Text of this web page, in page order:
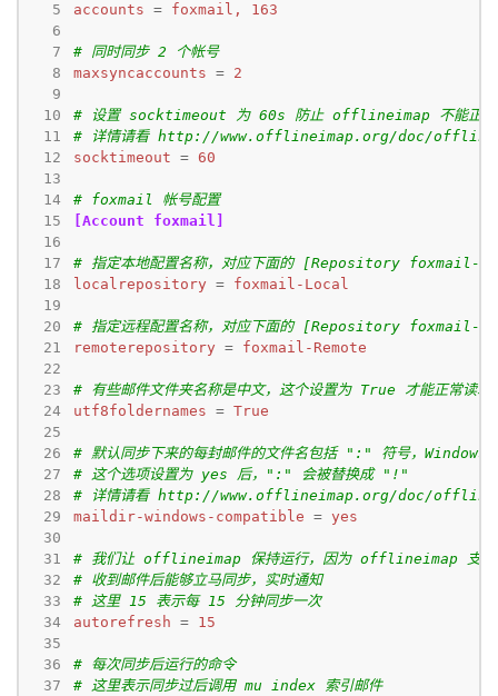
  5
  6
  7
  8
  9
10
11
12
13
14
15
16
17
18
19
20
21
22
23
24
25
26
27
28
29
30
31
32
33
34
35
36
37
accounts = foxmail, 163
# 同时同步 2 个帐号
maxsyncaccounts = 2
# 设置 socktimeout 为 60s 防止 offlineimap 不能正常
# 详情请看 http://www.offlineimap.org/doc/
socktimeout = 60
# foxmail 帐号配置
[Account foxmail]
# 指定本地配置名称，对应下面的 [Repository foxmail-
localrepository = foxmail-Local
# 指定远程配置名称，对应下面的 [Repository foxmail-
remoterepository = foxmail-Remote
# 有些邮件文件夹名称是中文，这个设置为 True 才能正常读取
utf8foldernames = True
# 默认同步下来的每封邮件的文件名包括 ":" 符号，Windows
# 这个选项设置为 yes 后，":" 会被替换成 "!"
# 详情请看 http://www.offlineimap.org/doc/
maildir-windows-compatible = yes
# 我们让 offlineimap 保持运行，因为 offlineimap 支
# 收到邮件后能够立马同步，实时通知
# 这里 15 表示每 15 分钟同步一次
autorefresh = 15
# 每次同步后运行的命令
# 这里表示同步过后调用 mu index 索引邮件